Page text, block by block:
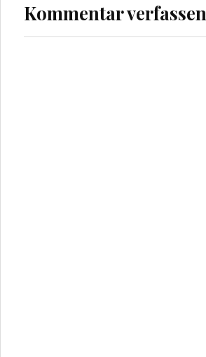
Kommentar verfassen